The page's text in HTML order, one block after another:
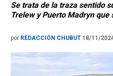
Se trata de la traza sentido
Trelew y Puerto Madryn
por REDACCIÓN CHUBUT 18/11/